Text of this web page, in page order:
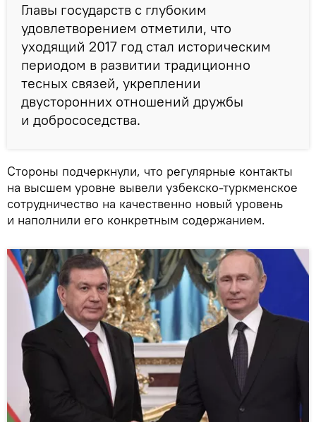
Главы государств с глубоким
удовлетворением отметили, что
уходящий 2017 год стал историческим
периодом в развитии традиционно
тесных связей, укреплении
двусторонних отношений дружбы
и добрососедства.
Стороны подчеркнули, что регулярные контакты
на высшем уровне вывели узбекско-туркменское
сотрудничество на качественно новый уровень
и наполнили его конкретным содержанием.